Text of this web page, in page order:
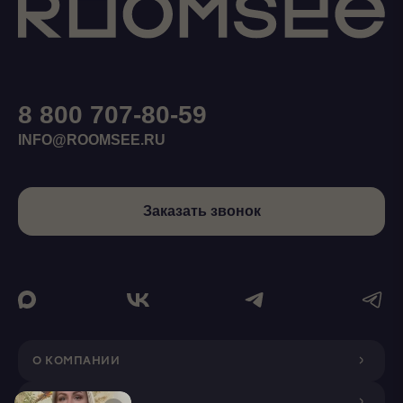
О КОМПАНИИ
8 800 707-80-59
INFO@ROOMSEE.RU
Заказать звонок